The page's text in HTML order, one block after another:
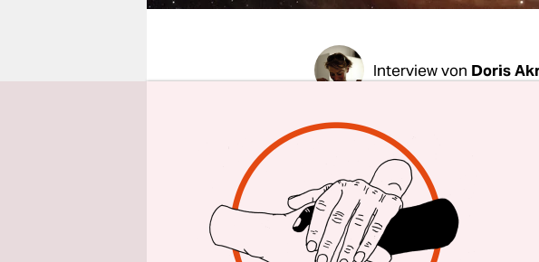
epaper login
Interview von Doris
taz: Frau Garcia, waren
Irene Garcia:Nein. Aber
Was wollen Sie werden,